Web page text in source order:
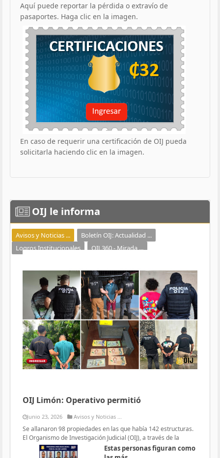
Aquí puede reportar la pérdida o extravío de
pasaportes. Haga clic en la imagen.
En caso de requerir una certificación de OIJ pueda
solicitarla haciendo clic en la imagen.
OIJ le informa
Avisos y Noticias ...
Boletín OIJ: Actualidad ...
Logros Institucionales
OIJ 360 - Mirada ...
OIJ Limón: Operativo permitió
Junio 23, 2026 Avisos y Noticias ...
Se allanaron 98 propiedades en las que había 142 estructuras.
El Organismo de Investigación Judicial (OIJ), a través de la
Estas personas figuran como